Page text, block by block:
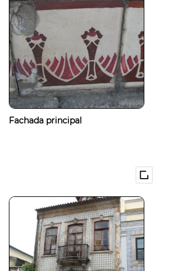
Fachada principal